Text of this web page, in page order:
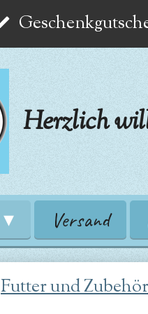
Herzlich
Versand
Futter und Zubehör